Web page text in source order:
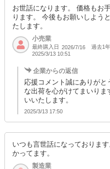
お世話になります。 価格もお
ります。 今後もお願いしよう
たします。
小売業
最終購入日 2026/7/16 過去1
2025/3/13 10:51
企業からの返信
応援コメント誠にありが
な出荷を心がけてまいり
いいたします。
2025/3/13 17:50
いつも言世話になっておりま
かってます。
製造業